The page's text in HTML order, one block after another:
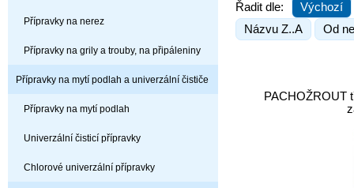
Přípravky na nerez
Přípravky na grily a trouby, na připáleniny
Přípravky na mytí podlah a univerzální čističe
Přípravky na mytí podlah
Univerzální čisticí přípravky
Chlorové univerzální přípravky
Řadit dle:
Výchozí
Názvu Z..A
Od
PACHOŽROUT